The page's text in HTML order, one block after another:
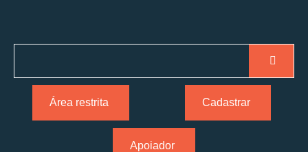
Área restrita Cadastrar
Apoiador